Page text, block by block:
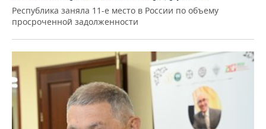
Республика заняла 11-е место в России по объему
просроченной задолженности